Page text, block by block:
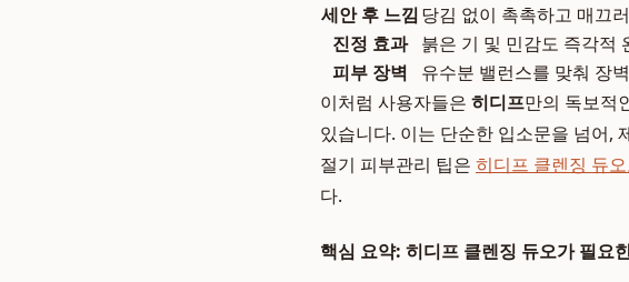
세안 후 느낌당김 없이 촉촉하고 매끄
진정 효과 붉은 기 및 민감도 즉각적
피부 장벽
유수분 밸런스를 맞춰 장
이처럼 사용자들은 히디프만의 독보적
있습니다. 이는 단순한 입소문을 넘어,
절기 피부관리 팁은 히디프 클렌징 듀
다.
핵심 요약: 히디프 클렌징 듀오가 필요